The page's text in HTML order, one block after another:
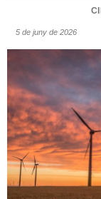
5 de juny de 2026